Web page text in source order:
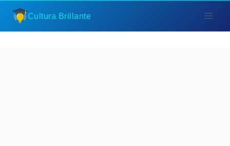
Saltar
contenido
Cultura Brillante